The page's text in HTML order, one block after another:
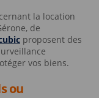
la location
de
proposent des
vos biens.
ou